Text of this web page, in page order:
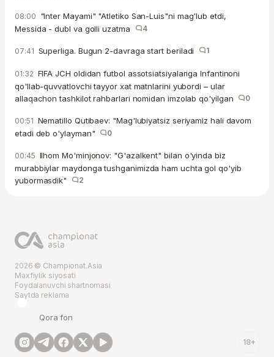
08:00 "Inter Mayami" "Atletiko San-Luis"ni mag'lub etdi,
Messida - dubl va golli uzatma
4
07:41 Superliga. Bugun 2-davraga start beriladi 1
01:32 FIFA JCH oldidan futbol assotsiatsiyalariga Infantinoni
qo'llab-quvvatlovchi tayyor xat matnlarini yubordi – ular
allaqachon tashkilot rahbarlari nomidan imzolab qo'yilgan
0
00:51 Nematillo Qutibaev: "Mag'lubiyatsiz seriyamiz hali davom
etadi deb o'ylayman"
0
00:45 Ilhom Mo'minjonov: "G'azalkent" bilan o'yinda biz
murabbiylar maydonga tushganimizda ham uchta gol qo'yib
yubormasdik"
2
2026 © Championat.Asia
Maxfiylik siyosati
Foydalanuvchi shartnomasi
Saytda reklama
Qora fon
18+